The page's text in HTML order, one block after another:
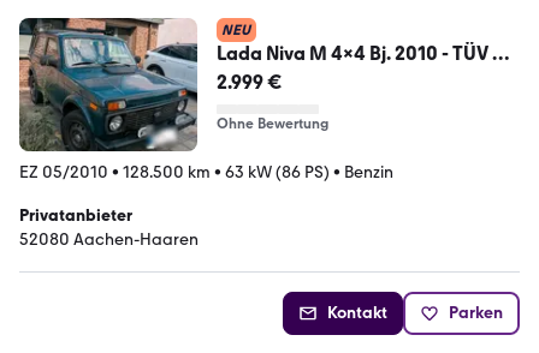
NEU
Lada Niva M 4x4 Bj. 2010 - TÜV bis
August...
2.999 €
Ohne Bewertung
EZ 05/2010 • 128.500 km • 63 kW (86 PS) • Benzin
Privatanbieter
52080 Aachen-Haaren
Kontakt Parken